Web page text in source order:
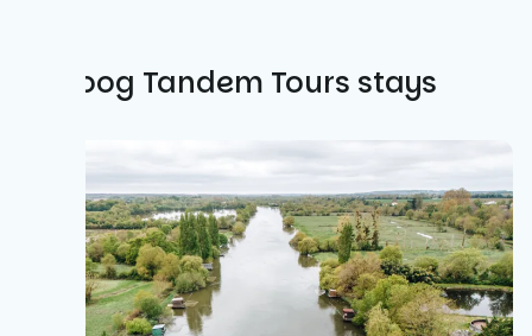
All Toog Tandem Tours stays